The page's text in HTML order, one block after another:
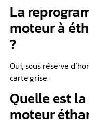
La
moteur à
?
Oui, sous réserve
carte grise.
Quelle est
moteur